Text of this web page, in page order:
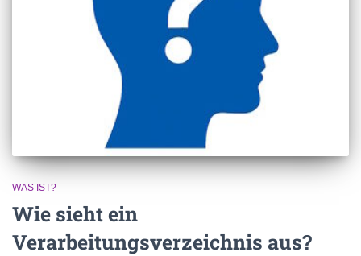
WAS IST?
Wie sieht ein
Verarbeitungsverzeichnis aus?